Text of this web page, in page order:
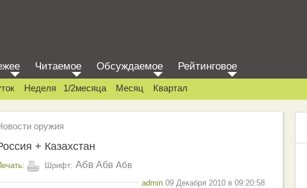
Читаемое Обсуждаемое Рейтинговое
Неделя 1/2месяца Месяц Квартал
оружия
+ Казахстан
Шрифт: Абв Абв Абв
admin 09 Декабря 2010 в 09:20:58